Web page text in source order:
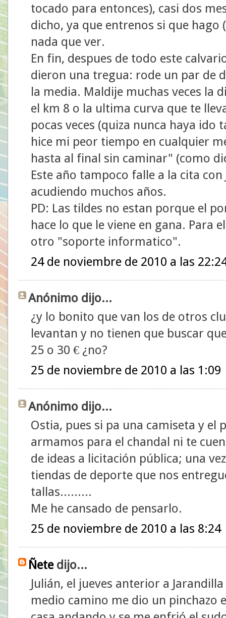
tocado para entonces), casi dos
dicho, ya que entrenos si que
nada que ver.
En fin, despues de todo este
dieron una tregua: rode un par de
la media. Maldije muchas veces la
el km 8 o la ultima curva que te
pocas veces (quiza nunca haya
hice mi peor tiempo en cualquier
hasta al final sin caminar" (como
Este año tampoco falle a la cita
acudiendo muchos años.
PD: Las tildes no estan porque el
hace lo que le viene en gana. Para
otro "soporte informatico".
24 de noviembre de 2010 a las
Anónimo dijo...
¿y lo bonito que van los de otros
levantan y no tienen que buscar
25 o 30 € ¿no?
25 de noviembre de 2010 a las 1:09
Anónimo dijo...
Ostia, pues si pa una camiseta y el
armamos para el chandal ni te
de ideas a licitación pública; una
tiendas de deporte que nos
tallas.........
Me he cansado de pensarlo.
25 de noviembre de 2010 a las 8:24
Ñetedijo...
Julián, el jueves anterior a
medio camino me dio un pinchazo